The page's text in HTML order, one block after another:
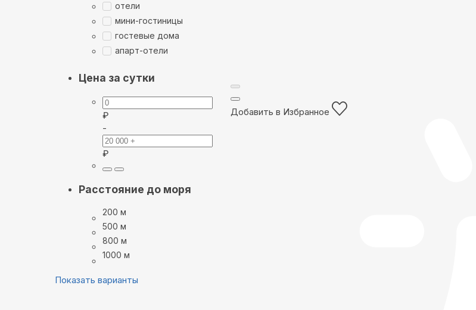
отели
мини-гостиницы
гостевые дома
апарт-отели
Цена за сутки
₽
-
₽
Расстояние до моря
200 м
500 м
800 м
1000 м
Показать варианты
Добавить в Избранное